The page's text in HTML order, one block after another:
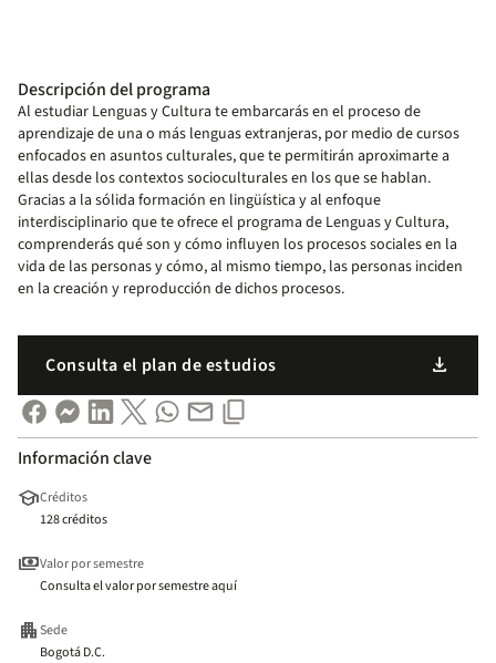
Descripción del programa
Al estudiar Lenguas y Cultura te embarcarás en el proceso de
aprendizaje de una o más lenguas extranjeras, por medio de cursos
enfocados en asuntos culturales, que te permitirán aproximarte a
ellas desde los contextos socioculturales en los que se hablan.
Gracias a la sólida formación en lingüística y al enfoque
interdisciplinario que te ofrece el programa de Lenguas y Cultura,
comprenderás qué son y cómo influyen los procesos sociales en la
vida de las personas y cómo, al mismo tiempo, las personas inciden
en la creación y reproducción de dichos procesos.
Consulta el plan de estudios download
Información clave
schoolCréditos
128 créditos
paymentsValor por semestre
Consulta el valor por semestre aquí
apartmentSede
Bogotá D.C.